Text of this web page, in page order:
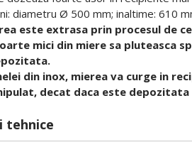
diametru Ø 500 mm; inaltime: 610
este extrasa prin procesul de
mici din miere sa pluteasca
din inox, mierea va curge in
decat daca este
tehnice